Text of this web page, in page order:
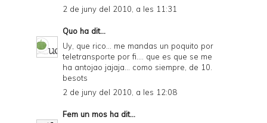
2 de juny del 2010, a les 11:31
Quo ha dit...
Uy, que rico... me mandas un poquito por
teletransporte por fi.... que es que se me
ha antojao jajaja... como siempre, de 10.
besots
2 de juny del 2010, a les 12:08
Fem un mos ha dit...